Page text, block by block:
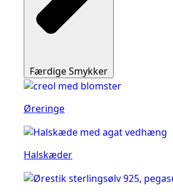
Færdige Smykker
Øreringe
Halskæder